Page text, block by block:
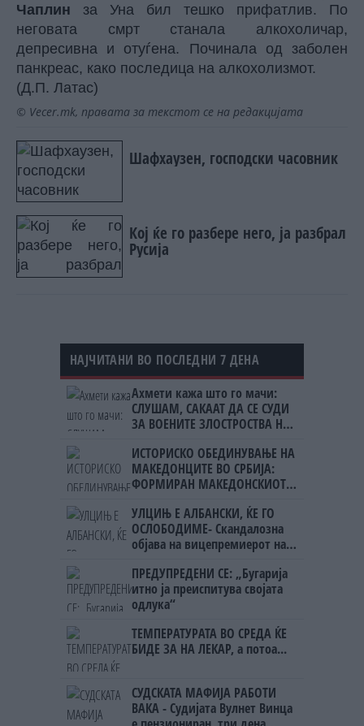
Чаплин за Уна бил тешко прифатлив. По
неговата смрт станала алкохоличар,
депресивна и отуѓена. Починала од заболен
панкреас, како последица на алкохолизмот.
(Д.П. Латас)
© Vecer.mk, правата за текстот се на редакцијата
Шафхаузен, господски часовник
Кој ќе го разбере него, ја разбрал
Русија
НАЈЧИТАНИ ВО ПОСЛЕДНИ 7 ДЕНА
Ахмети кажа што го мачи:
СЛУШАМ, САКААТ ДА СЕ СУДИ
ЗА ВОЕНИТЕ ЗЛОСТРОСТВА НА
ИСТОРИСКО ОБЕДИНУВАЊЕ НА
МАКЕДОНЦИТЕ ВО СРБИЈА:
ФОРМИРАН МАКЕДОНСКИОТ
УЛЦИЊ Е АЛБАНСКИ, ЌЕ ГО
ОСЛОБОДИМЕ- Скандалозна
објава на вицепремиерот на
ПРЕДУПРЕДЕНИ СЕ: „Бугарија
итно ја преиспитува својата
одлука“
ТЕМПЕРАТУРАТА ВО СРЕДА ЌЕ
БИДЕ ЗА НА ЛЕКАР, а потоа...
СУДСКАТА МАФИЈА РАБОТИ
ВАКА - Судијата Вулнет Винца